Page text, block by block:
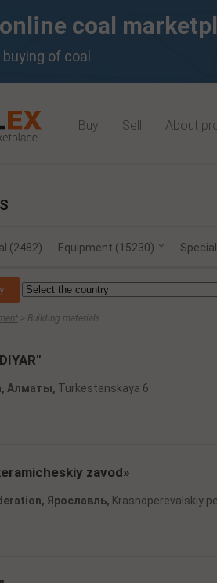
coal
of coal
Buy Sell About
(2482) Equipment (15230)
> Building materials
Алматы, Turkestanskaya 6
zavod»
Ярославль, Krasnoperevalskiy